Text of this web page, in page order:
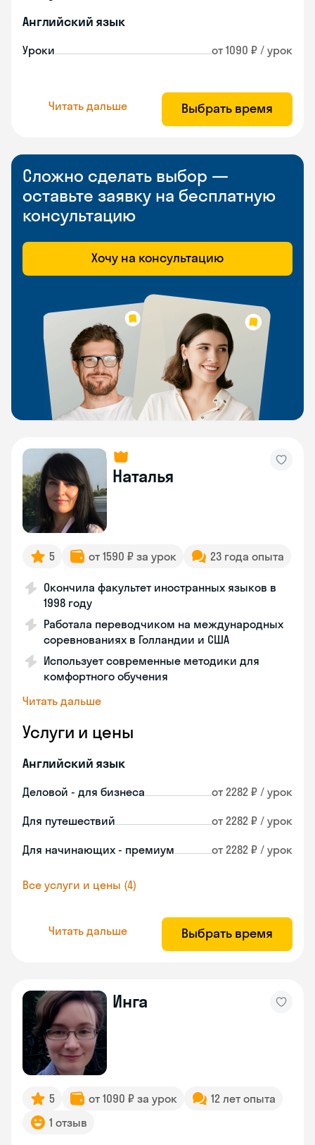
Английский язык
Уроки от 1090 ₽ / урок
Читать дальше Выбрать время
Сложно сделать выбор —
оставьте заявку на бесплатную
консультацию
Хочу на консультацию
Наталья
5 от 1590 ₽ за урок 23 года опыта
Окончила факультет иностранных языков в
1998 году
Работала переводчиком на международных
соревнованиях в Голландии и США
Использует современные методики для
комфортного обучения
Читать дальше
Услуги и цены
Английский язык
Деловой - для бизнеса от 2282 ₽ / урок
Для путешествий от 2282 ₽ / урок
Для начинающих - премиум от 2282 ₽ / урок
Все услуги и цены (4)
Читать дальше Выбрать время
Инга
5 от 1090 ₽ за урок
12 лет опыта
1 отзыв